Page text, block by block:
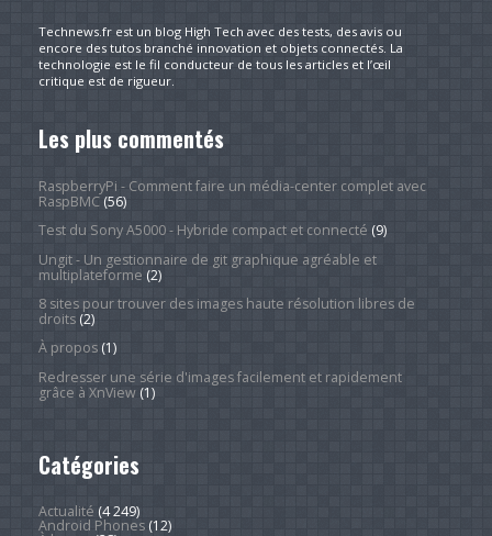
Technews.fr est un blog High Tech avec des tests, des avis ou
encore des tutos branché innovation et objets connectés. La
technologie est le fil conducteur de tous les articles et l’œil
critique est de rigueur.
Les plus commentés
RaspberryPi - Comment faire un média-center complet avec
RaspBMC(56)
Test du Sony A5000 - Hybride compact et connecté (9)
Ungit - Un gestionnaire de git graphique agréable et
multiplateforme (2)
8 sites pour trouver des images haute résolution libres de
droits(2)
À propos(1)
Redresser une série d'images facilement et rapidement
grâce à XnView(1)
Catégories
Actualité (4 249)
Android Phones(12)